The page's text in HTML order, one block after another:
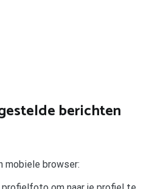
berichten
mobiele browser: